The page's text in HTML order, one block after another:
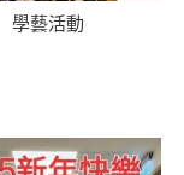
學藝活動